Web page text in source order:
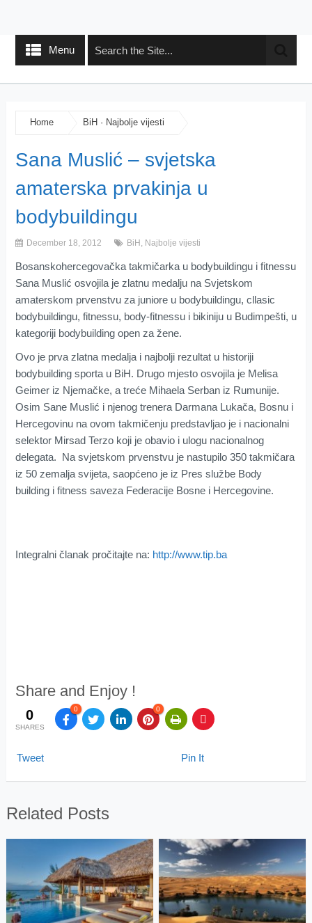
Menu
Home BiH · Najbolje vijesti
Sana Muslić – svjetska
amaterska prvakinja u
bodybuildingu
December 18, 2012 BiH, Najbolje vijesti
Bosanskohercegovačka takmičarka u bodybuildingu i fitnessu
Sana Muslić osvojila je zlatnu medalju na Svjetskom
amaterskom prvenstvu za juniore u bodybuildingu, cllasic
bodybuildingu, fitnessu, body-fitnessu i bikiniju u Budimpešti, u
kategoriji bodybuilding open za žene.
Ovo je prva zlatna medalja i najbolji rezultat u historiji
bodybuilding sporta u BiH. Drugo mjesto osvojila je Melisa
Geimer iz Njemačke, a treće Mihaela Serban iz Rumunije.
Osim Sane Muslić i njenog trenera Darmana Lukača, Bosnu i
Hercegovinu na ovom takmičenju predstavljao je i nacionalni
selektor Mirsad Terzo koji je obavio i ulogu nacionalnog
delegata. Na svjetskom prvenstvu je nastupilo 350 takmičara
iz 50 zemalja svijeta, saopćeno je iz Pres službe Body
building i fitness saveza Federacije Bosne i Hercegovine.
Integralni članak pročitajte na: http://www.tip.ba
Share and Enjoy !
0
SHARES
0 0
Tweet Pin It
Related Posts